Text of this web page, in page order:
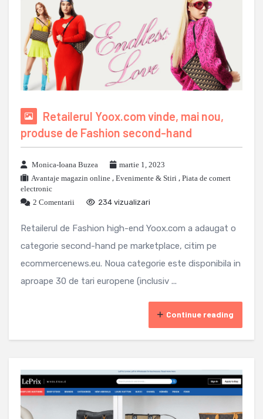
Retailerul Yoox.com vinde, mai nou,
produse de Fashion second-hand
Monica-Ioana Buzea
martie 1, 2023
Avantaje magazin online , Evenimente & Stiri , Piata de comert
electronic
2 Comentarii
234 vizualizari
Retailerul de Fashion high-end Yoox.com a adaugat o
categorie second-hand pe marketplace, citim pe
ecommercenews.eu. Noua categorie este disponibila in
aproape 30 de tari europene (inclusiv ...
Continue reading